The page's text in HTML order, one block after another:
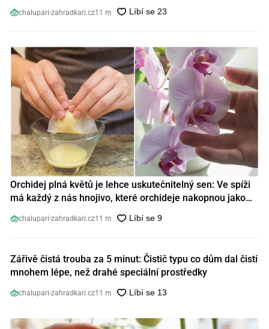
chalupari-zahradkari.cz11 m
Orchidej plná květů je lehce uskutečnitelný sen: Ve spíži
má každý z nás hnojivo, které orchideje nakopnou jako
chalupari-zahradkari.cz11 m
Zářivě čistá trouba za 5 minut: Čistič typu co dům dal čistí
mnohem lépe, než drahé speciální prostředky
chalupari-zahradkari.cz11 m